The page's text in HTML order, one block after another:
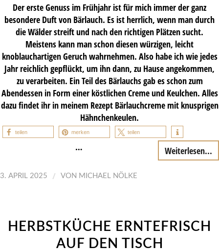
Der erste Genuss im Frühjahr ist für mich immer der ganz
besondere Duft von Bärlauch. Es ist herrlich, wenn man durch
die Wälder streift und nach den richtigen Plätzen sucht.
Meistens kann man schon diesen würzigen, leicht
knoblauchartigen Geruch wahrnehmen. Also habe ich wie jedes
Jahr reichlich gepflückt, um ihn dann, zu Hause angekommen,
zu verarbeiten. Ein Teil des Bärlauchs gab es schon zum
Abendessen in Form einer köstlichen Creme und Keulchen. Alles
dazu findet ihr in meinem Rezept Bärlauchcreme mit knusprigen
Hähnchenkeulen.
teilen merken teilen
… Weiterlesen...
3. APRIL 2025 / VON MICHAEL NÖLKE
HERBSTKÜCHE ERNTEFRISCH
AUF DEN TISCH